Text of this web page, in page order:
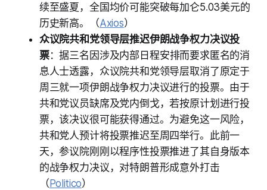
续至盛夏，全国均价可能突破每加仑5.03美元的
历史新高。（Axios）
众议院共和党领导层推迟伊朗战争权力决议投
票：据三名因涉及内部日程安排而要求匿名的消
息人士透露，众议院共和党领导层取消了原定于
周三就一项伊朗战争权力决议进行的投票。由于
共和党议员缺席及党内倒戈，若按原计划进行投
票，该决议很可能获得通过。为避免这一风险，
共和党人预计将投票推迟至周四举行。此前一
天，参议院刚刚以程序性投票推进了其自身版本
的战争权力决议，对特朗普形成意外打击
（Politico）